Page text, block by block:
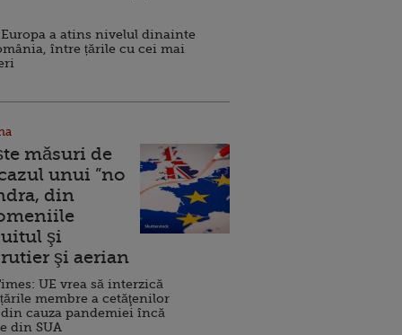
a atins nivelul dinainte
între țările cu cei mai
măsuri de
unui ”no
din
şi
şi aerian
UE vrea să interzică
membre a cetăţenilor
cauza pandemiei încă
din SUA